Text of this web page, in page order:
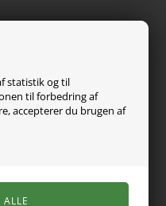
statistik og til
til forbedring af
accepterer du brugen af